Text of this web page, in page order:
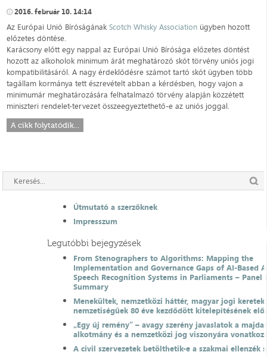
2016. február 10. 14:14
Az Európai Unió BíróságánakScotch Whisky Association ügyben hozott
előzetes döntése.
Karácsony előtt egy nappal az Európai Unió Bírósága előzetes döntést
hozott az alkoholok minimum árát meghatározó skót törvény uniós jogi
kompatibilitásáról. A nagy érdeklődésre számot tartó skót ügyben több
tagállam kormánya tett észrevételt abban a kérdésben, hogy vajon a
minimumár meghatározására felhatalmazó törvény alapján közzétett
miniszteri rendelet-tervezet összeegyeztethető-e az uniós joggal.
A cikk folytatódik...
Útmutató a szerzőknek
Impresszum
Legutóbbi bejegyzések
From Stenographers to Algorithms: Mapping the
Implementation and Governance Gaps of AI-Based
Speech Recognition Systems in Parliaments – Panel
Summary
Menekültek, nemzetközi háttér, magyar jogi
nemzetiségűek 80 éve kezdődött kitelepítésének
„Egy új remény” – avagy szerény javaslatok a
alkotmány és a nemzetközi jog viszonyára
A civil szervezetek betölthetik-e a szakmai ellenzék